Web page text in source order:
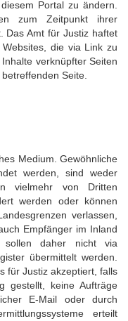
Portal zu ändern.
zum Zeitpunkt ihrer
Das Amt für Justiz haftet
die via Link zu
verknüpfter Seiten
Seite.
Medium. Gewöhnliche
werden, sind weder
vielmehr von Dritten
werden oder können
verlassen,
Empfänger im Inland
sollen daher nicht via
übermittelt werden.
für Justiz akzeptiert, falls
gestellt, keine Aufträge
E-Mail oder durch
erteilt